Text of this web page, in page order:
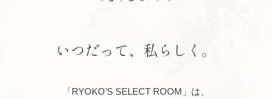
いつだって、私らしく。
「RYOKO’S SELECT ROOM」は、